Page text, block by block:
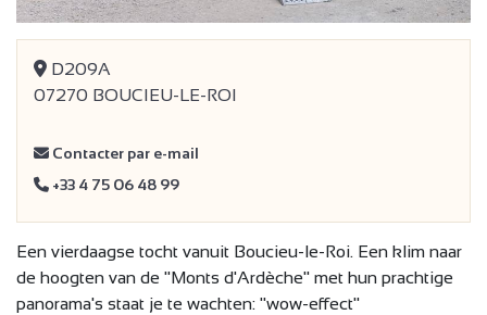
D209A
07270 BOUCIEU-LE-ROI
Contacter par e-mail
+33 4 75 06 48 99
Een vierdaagse tocht vanuit Boucieu-le-Roi. Een klim naar
de hoogten van de "Monts d'Ardèche" met hun prachtige
panorama's staat je te wachten: "wow-effect"